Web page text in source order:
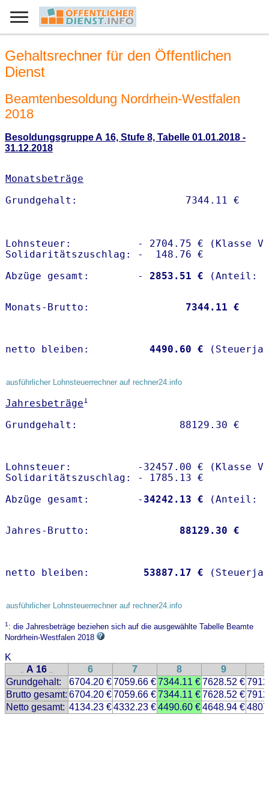
Gehaltsrechner für den Öffentlichen
Dienst
Beamtenbesoldung Nordrhein-Westfalen
2018
Besoldungsgruppe A 16, Stufe 8, Tabelle 01.01.2018 -
31.12.2018
Monatsbeträge
Lohnsteuer:           - 2704.75 € (Klasse V)
Solidaritätszuschlag: -  148.76 €
Abzüge gesamt:        -
2853.51 €
Monats-Brutto: 7344.11 €
netto bleiben: 4490.60 €
ausführlicher Lohnsteuerrechner auf rechner24.info
Jahresbeträge1
Lohnsteuer:           -32457.00 € (Klasse V)
Solidaritätszuschlag: - 1785.13 €
Abzüge gesamt:        - 34242.13 €
Jahres-Brutto: 88129.30 €
netto bleiben: 53887.17 €
ausführlicher Lohnsteuerrechner auf rechner24.info
1: die Jahresbeträge beziehen sich auf die ausgewählte Tabelle Beamte
Nordrhein-Westfalen 2018
K
.. A 16 .. 6 7 8 9
Grundgehalt:
6704.20 €7059.66 €7344.11 €7628.52 €
Brutto gesamt: 6704.20 €7059.66 €7344.11 €7628.52 €
Netto gesamt: 4134.23 €4332.23 €4490.60 €4648.94 €